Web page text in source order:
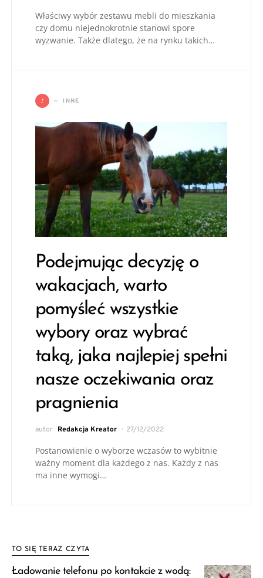
Właściwy wybór zestawu mebli do mieszkania
czy domu niejednokrotnie stanowi spore
wyzwanie. Także dlatego, że na rynku takich…
I INNE
Podejmując decyzję o
wakacjach, warto
pomyśleć wszystkie
wybory oraz wybrać
taką, jaka najlepiej spełni
nasze oczekiwania oraz
pragnienia
autor Redakcja Kreator 27/12/2022
Postanowienie o wyborze wczasów to wybitnie
ważny moment dla każdego z nas. Każdy z nas
ma inne wymogi…
TO SIĘ TERAZ CZYTA
Ładowanie telefonu po kontakcie z wodą: